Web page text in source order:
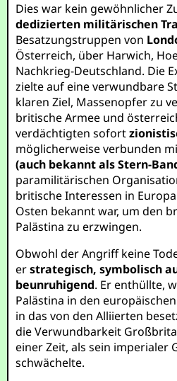
Dies war kein gewöhnlicher
dedizierten militärischen
Besatzungstruppen von
Österreich, über Harwich,
Nachkrieg-Deutschland. Die
zielte auf eine verwundbare
klaren Ziel, Massenopfer zu
britische Armee und
verdächtigten sofort
möglicherweise verbunden
(auch bekannt als Stern-
paramilitärischen
britische Interessen in
Osten bekannt war, um den
Palästina zu erzwingen.
Obwohl der Angriff keine
erstrategisch, symbolisch
beunruhigend. Er enthüllte,
Palästina in den
in das von den Alliierten
die Verwundbarkeit
einer Zeit, als sein imperialer
schwächelte.